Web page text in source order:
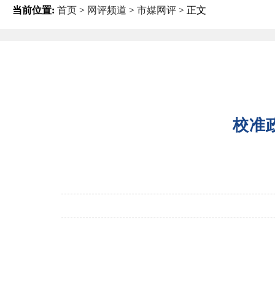
当前位置: 首页 > 网评频道 > 市媒网评 > 正文
校准